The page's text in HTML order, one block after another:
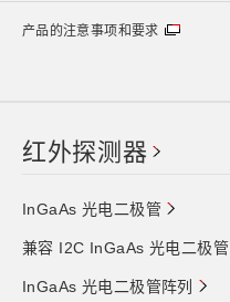
产品的注意事项和要求
红外探测器
InGaAs 光电二极管
兼容 I2C InGaAs 光电二极管
InGaAs 光电二极管阵列